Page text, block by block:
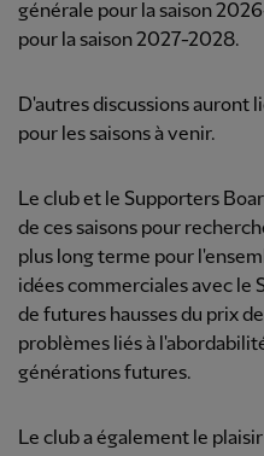
générale pour la saison
pour la saison 2027-2028.
D'autres discussions auront
pour les saisons à venir.
Le club et le Supporters
de ces saisons pour
plus long terme pour
idées commerciales avec le
de futures hausses du prix
problèmes liés à
générations futures.
Le club a également le